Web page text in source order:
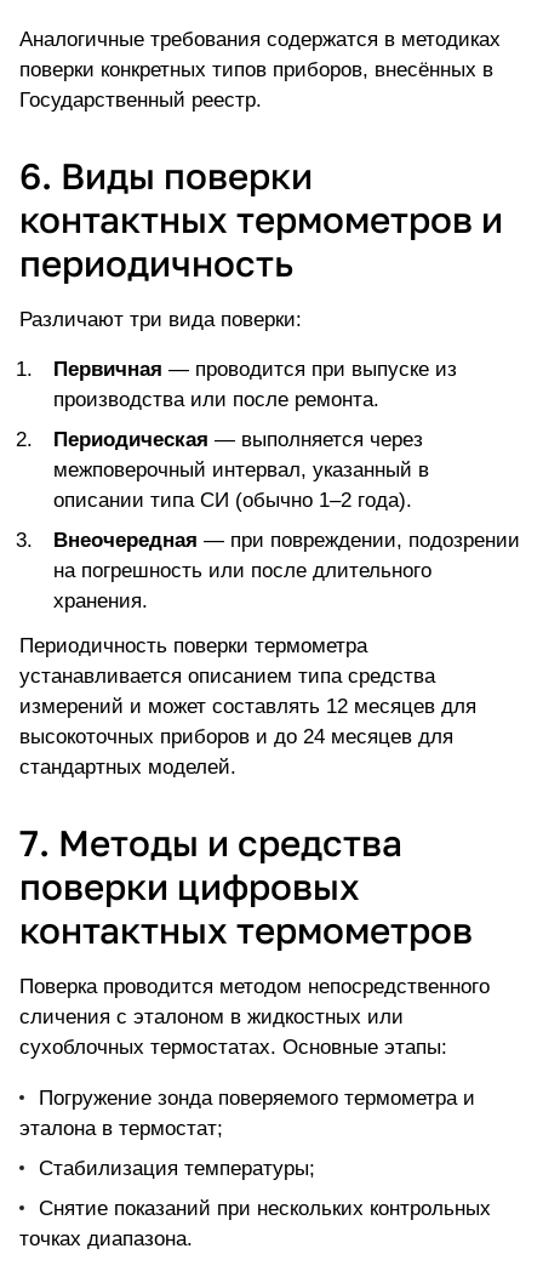
Аналогичные требования содержатся в методиках
поверки конкретных типов приборов, внесённых в
Государственный реестр.
6. Виды поверки
контактных термометров и
периодичность
Различают три вида поверки:
Первичная — проводится при выпуске из
производства или после ремонта.
Периодическая — выполняется через
межповерочный интервал, указанный в
описании типа СИ (обычно 1–2 года).
Внеочередная — при повреждении, подозрении
на погрешность или после длительного
хранения.
Периодичность поверки термометра
устанавливается описанием типа средства
измерений и может составлять 12 месяцев для
высокоточных приборов и до 24 месяцев для
стандартных моделей.
7. Методы и средства
поверки цифровых
контактных термометров
Поверка проводится методом непосредственного
сличения с эталоном в жидкостных или
сухоблочных термостатах. Основные этапы:
Погружение зонда поверяемого термометра и
эталона в термостат;
Стабилизация температуры;
Снятие показаний при нескольких контрольных
точках диапазона.